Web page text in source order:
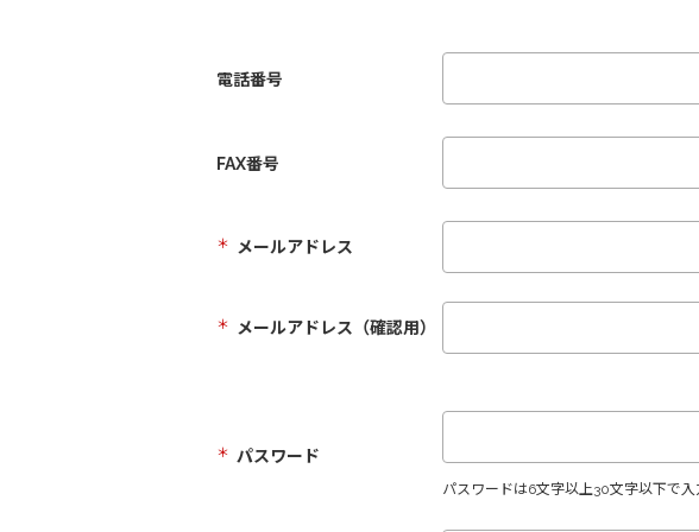
電話番号
FAX番号
＊ メールアドレス
＊ メールアドレス（確認用）
＊ パスワード
パスワードは6文字以上30文字以下で入